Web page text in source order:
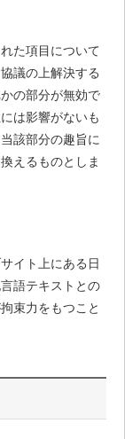
た項目について
議の上解決する
の部分が無効で
は影響がないも
該部分の趣旨に
えるものとしま
イト上にある日
語テキストとの
束力をもつこと